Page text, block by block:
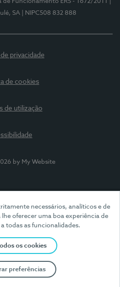
necessários, analíticos e de
oferecer uma boa experiência de
todas as funcionalidades.
os cookies
preferências
SA
| NIPC508 832 888
privacidade
de cookies
de utilização
by My Website